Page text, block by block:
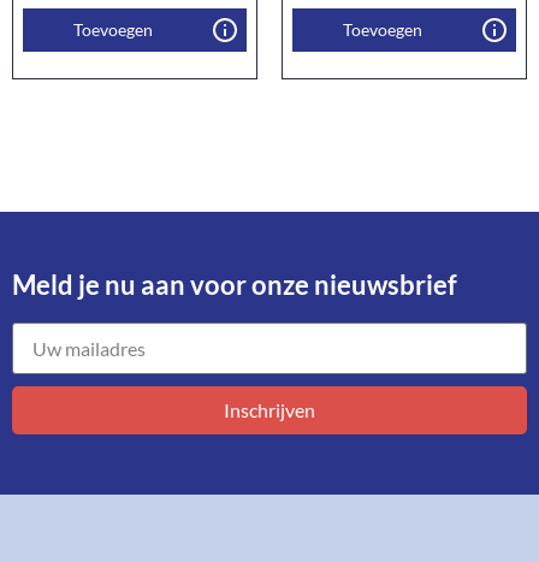
Toevoegen Toevoegen
Meld je nu aan voor onze nieuwsbrief​
Inschrijven